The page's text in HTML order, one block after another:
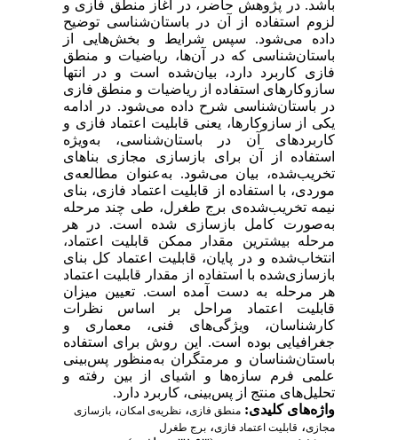
باشد. در پژوهش حاضر، در آغاز منطق فازی و
لزوم استفاده از آن در باستان‌شناسی توضیح
داده می‌شود. سپس شرایط و بخش‌هایی از
باستان‌شناسی که در آن‌ها، ریاضیات و منطق
فازی کاربرد دارد، بیان‌شده است و در انتها
سازوکارهای استفاده از ریاضیات و منطق فازی
در باستان‌شناسی شرح داده می‌شود. در ادامه
یکی از سازوکارها، یعنی قابلیت اعتماد فازی و
کاربرد‌های آن در باستان‌شناسی، به‌ویژه
استفاده از آن برای بازسازی مجازی بناهای
تخریب‌شده، بیان می‌شود. به‌عنوان مطالعه‌ی
موردی، با استفاده از قابلیت اعتماد فازی، بنای
نیمه تخریب‌شده‌ی برج طغرل، طی چند مرحله
به‌صورت کامل بازسازی شده است. در هر
مرحله بیشترین مقدار ممکن قابلیت اعتماد،
انتخاب‌شده و در پایان، قابلیت اعتماد کل بنای
بازسازی‌شده با استفاده از مقدار قابلیت اعتماد
هر مرحله به دست آمده است. تعیین میزان
قابلیت اعتماد مراحل بر اساس نظرات
کارشناسان، ویژگی‌های فنی، معماری و
جغرافیایی بوده است. این روش برای استفاده
باستان‌شناسان و مرمتگران به‌منظور پس‌بینی
علمی فرم سازه‌ها و اشیای از بین‌ رفته و
تحلیل‌های منتج از پس‌بینی، کاربرد دارد.
واژه‌های کلیدی: منطق فازی، نظریه‌ی امکان، بازسازی
مجازی، قابلیت اعتماد فازی، برج طغرل